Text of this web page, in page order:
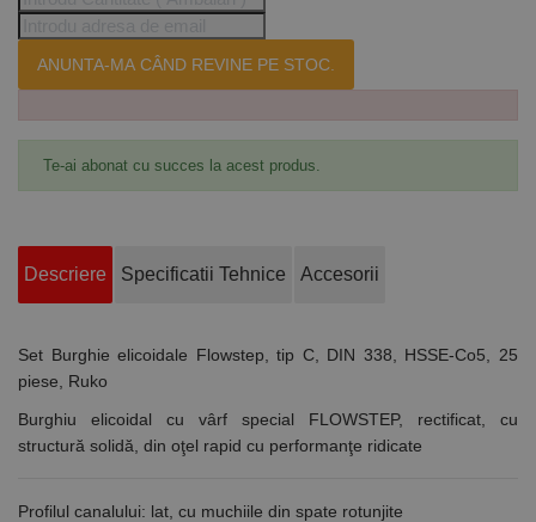
ANUNTA-MA CÂND REVINE PE STOC.
Te-ai abonat cu succes la acest produs.
Descriere Specificatii Tehnice Accesorii
Set Burghie elicoidale Flowstep, tip C, DIN 338, HSSE-Co5, 25
piese, Ruko
Burghiu elicoidal cu vârf special FLOWSTEP, rectificat, cu
structură solidă, din oţel rapid cu performanţe ridicate
Profilul canalului: lat, cu muchiile din spate rotunjite